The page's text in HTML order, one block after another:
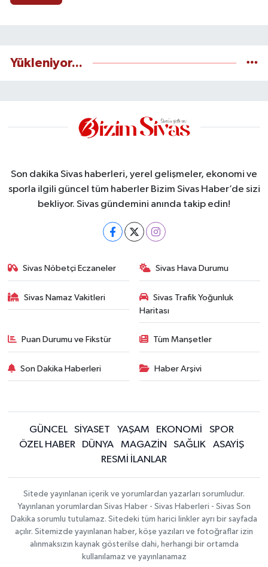
Yükleniyor...
Son dakika Sivas haberleri, yerel gelişmeler, ekonomi ve
sporla ilgili güncel tüm haberler Bizim Sivas Haber’de sizi
bekliyor. Sivas gündemini anında takip edin!
Sivas Nöbetçi Eczaneler Sivas Hava Durumu
Sivas Namaz Vakitleri
Sivas Trafik Yoğunluk
Haritası
Puan Durumu ve Fikstür Tüm Manşetler
Son Dakika Haberleri Haber Arşivi
GÜNCEL SİYASET YAŞAM EKONOMİ
SPOR
ÖZEL HABER
DÜNYA MAGAZİN SAĞLIK
ASAYİŞ
RESMİ İLANLAR
Sitede yayınlanan içerik ve yorumlardan yazarları sorumludur.
Yayınlanan yorumlardan Sivas Haber - Sivas Haberleri - Sivas Son
Dakika sorumlu tutulamaz. Sitedeki tüm harici linkler ayrı bir sayfada
açılır. Sitemizde yayınlanan haber, köşe yazıları ve fotoğraflar izin
alınmaksızın kaynak gösterilse dahi, herhangi bir ortamda
kullanılamaz ve yayınlanamaz